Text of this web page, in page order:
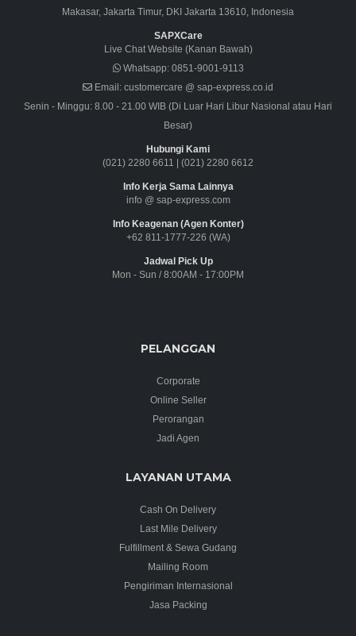
Makasar, Jakarta Timur, DKI Jakarta 13610, Indonesia
SAPXCare
Live Chat Website (Kanan Bawah)
Whatsapp:0851-9001-9113
Email: customercare @ sap-express.co.id
Senin - Minggu: 8.00 - 21.00 WIB (Di Luar Hari Libur Nasional atau Hari
Besar)
Hubungi Kami
(021) 2280 6611
(021) 2280 6612
Info Kerja Sama Lainnya
info @ sap-express.com
Info Keagenan (Agen Konter)
+62 811-1777-226 (WA)
Jadwal Pick Up
Mon - Sun / 8:00AM - 17:00PM
PELANGGAN
Corporate
Online Seller
Perorangan
Jadi Agen
LAYANAN UTAMA
Cash On Delivery
Last Mile Delivery
Fulfillment & Sewa Gudang
Mailing Room
Pengiriman Internasional
Jasa Packing